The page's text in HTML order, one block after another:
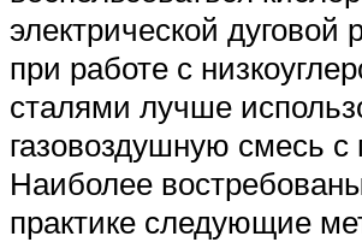
электрической дуговой
при работе с
сталями лучше
газовоздушную смесь с
Наиболее
практике следующие